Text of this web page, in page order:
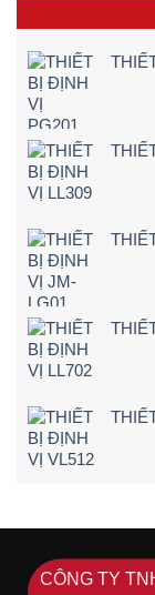
CÔNG TY